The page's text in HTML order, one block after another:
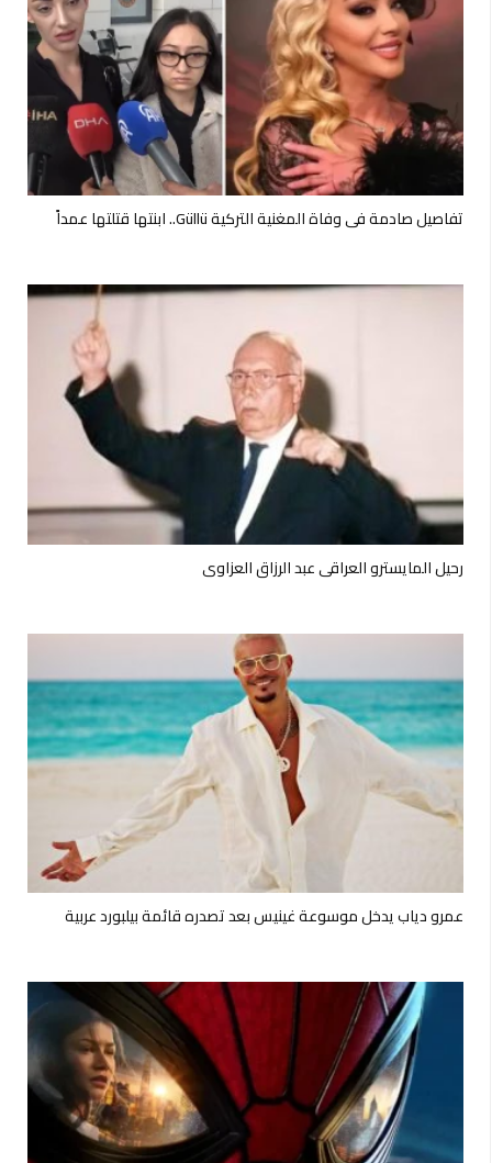
تفاصيل صادمة في وفاة المغنية التركية Güllü.. ابنتها قتلتها عمداً
رحيل المايسترو العراقي عبد الرزاق العزاوي
عمرو دياب يدخل موسوعة غينيس بعد تصدره قائمة بيلبورد عربية